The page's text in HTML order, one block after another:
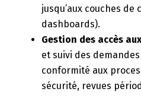
jusqu’aux couches
dashboards).
Gestion des accès
et suivi des
conformité aux
sécurité, revues